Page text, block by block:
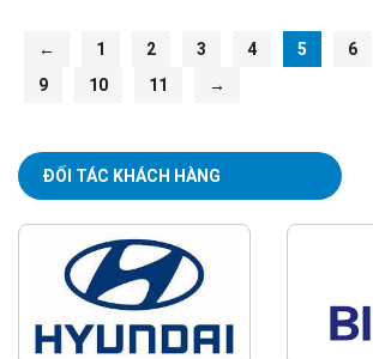
← 1 2 3 4 5 6
9
10 11 →
ĐỐI TÁC KHÁCH HÀNG